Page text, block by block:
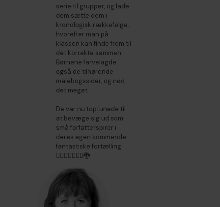
serie til grupper, og lade
dem sætte dem i
kronologisk rækkefølge,
hvorefter man på
klassen kan finde frem til
det korrekte sammen.
Børnene farvelagde
også de tilhørende
malebogssider, og nød
det meget.
De var nu toptunede til
at bevæge sig ud som
små forfatterspirer i
deres egen kommende
fantastiske fortælling
🧚🏻‍♂️🧙‍♀️🧞‍♂️🐉